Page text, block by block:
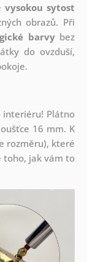
vysokou sytost
obrazů. Při
barvybez
do ovzduší,
interiéru! Plátno
16 mm. K
rozměru), které
toho, jak vám to